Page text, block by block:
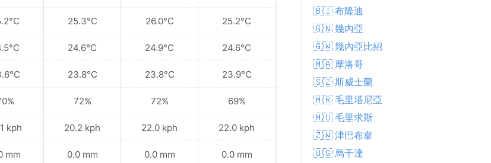
kph
mm
25.3°C
24.6°C
23.8°C
72%
20.2 kph
0.0 mm
26.0°C
24.9°C
23.8°C
72%
22.0 kph
0.0 mm
25.2°C
24.6°C
23.9°C
69%
22.0 kph
0.0 mm
24.6°C
70%
0.6 mm
🇧🇮 布隆迪
🇬🇳 幾內亞
🇬🇼 幾內亞比紹
🇲🇦 摩洛哥
🇸🇿 斯威士蘭
🇲🇷 毛里塔尼亞
🇲🇺 毛里求斯
🇿🇼 津巴布韋
🇺🇬 烏干達